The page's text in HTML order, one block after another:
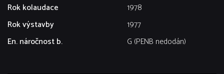
Rok kolaudace
1978
Rok výstavby
1977
En. náročnost b.
G (PENB nedodán)